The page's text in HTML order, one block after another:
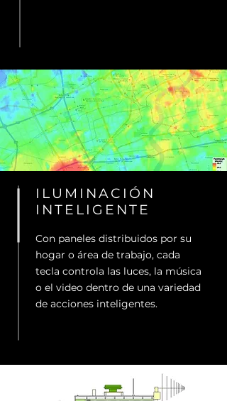
ILUMINACIÓN
INTELIGENTE
Con paneles distribuidos por su
hogar o área de trabajo, cada
tecla controla las luces, la música
o el video dentro de una variedad
de acciones inteligentes.